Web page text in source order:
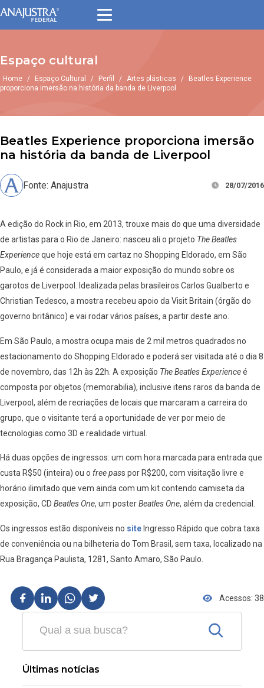
Espaço cultural
Home / Espaço Cultural / Perfil / Artes plásticas /
Beatles Experience
proporciona imersão na história da banda de Liverpool
Beatles Experience proporciona imersão
na história da banda de Liverpool
Fonte: Anajustra 28/07/2016
A edição do Rock in Rio, em 2013, trouxe mais do que uma diversidade
de artistas para o Rio de Janeiro: nasceu ali o projeto The Beatles
Experienceque hoje está em cartaz no Shopping Eldorado, em São
Paulo, e já é considerada a maior exposição do mundo sobre os
garotos de Liverpool. Idealizada pelas brasileiros Carlos Gualberto e
Christian Tedesco, a mostra recebeu apoio da Visit Britain (órgão do
governo britânico) e vai rodar vários países, a partir deste ano.
Em São Paulo, a mostra ocupa mais de 2 mil metros quadrados no
estacionamento do Shopping Eldorado e poderá ser visitada até o dia 8
de novembro, das 12h às 22h. A exposição The Beatles Experienceé
composta por objetos (memorabilia), inclusive itens raros da banda de
Liverpool, além de recriações de locais que marcaram a carreira do
grupo, que o visitante terá a oportunidade de ver por meio de
tecnologias como 3D e realidade virtual.
Há duas opções de ingressos: um com hora marcada para entrada que
custa R$50 (inteira) ou o free pass por R$200, com visitação livre e
horário ilimitado que vem ainda com um kit contendo camiseta da
exposição, CD Beatles One, um posterBeatles One, além da credencial.
Os ingressos estão disponíveis no site Ingresso Rápido que cobra taxa
de conveniência ou na bilheteria do Tom Brasil, sem taxa, localizado na
Rua Bragança Paulista, 1281, Santo Amaro, São Paulo.
Acessos: 38
Últimas notícias